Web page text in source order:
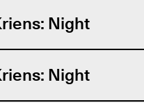
Night
Night